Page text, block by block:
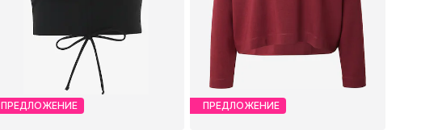
ПРЕДЛОЖЕНИЕ ПРЕДЛОЖЕНИЕ